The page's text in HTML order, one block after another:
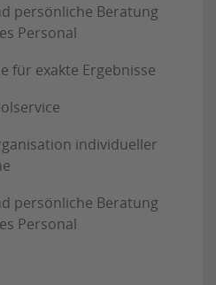
persönliche Beratung
Personal
für exakte Ergebnisse
individueller
persönliche Beratung
Personal